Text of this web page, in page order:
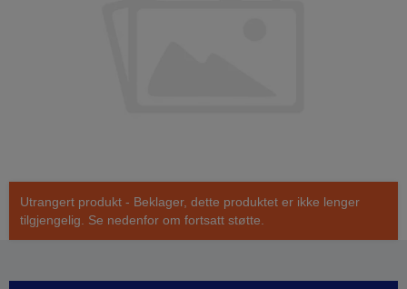
Utrangert produkt - Beklager, dette produktet er ikke lenger
tilgjengelig. Se nedenfor om fortsatt støtte.